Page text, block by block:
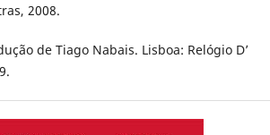
2008.
de Tiago Nabais. Lisboa: Relógio D’